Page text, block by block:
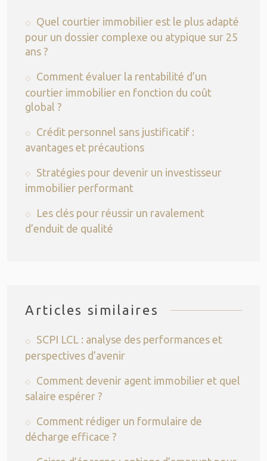
Quel courtier immobilier est le plus adapté
pour un dossier complexe ou atypique sur 25
ans ?
Comment évaluer la rentabilité d’un
courtier immobilier en fonction du coût
global ?
Crédit personnel sans justificatif :
avantages et précautions
Stratégies pour devenir un investisseur
immobilier performant
Les clés pour réussir un ravalement
d’enduit de qualité
Articles similaires
SCPI LCL : analyse des performances et
perspectives d’avenir
Comment devenir agent immobilier et quel
salaire espérer ?
Comment rédiger un formulaire de
décharge efficace ?